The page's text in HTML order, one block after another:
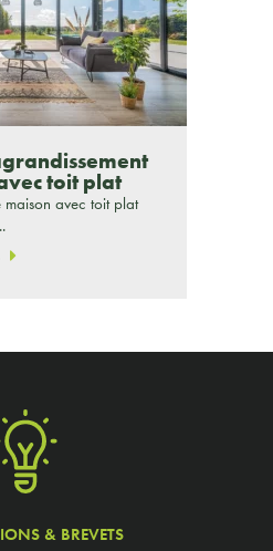
toit plat
maison avec toit plat
& BREVETS